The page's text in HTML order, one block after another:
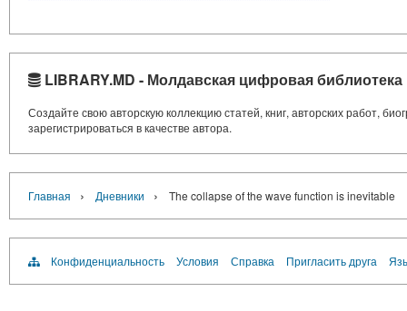
LIBRARY.MD - Молдавская цифровая библиотека
Создайте свою авторскую коллекцию статей, книг, авторских работ,
зарегистрироваться в качестве автора.
Главная › Дневники › The collapse of the wave function is inevitable
Конфиденциальность Условия Справка Пригласить друга